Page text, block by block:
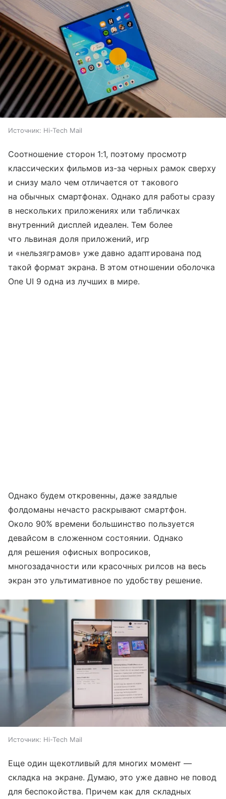
Источник: Hi-Tech Mail
Соотношение сторон 1:1, поэтому просмотр
классических фильмов из-за черных рамок сверху
и снизу мало чем отличается от такового
на обычных смартфонах. Однако для работы сразу
в нескольких приложениях или табличках
внутренний дисплей идеален. Тем более
что львиная доля приложений, игр
и «нельзяграмов» уже давно адаптирована под
такой формат экрана. В этом отношении оболочка
One UI 9 одна из лучших в мире.
Однако будем откровенны, даже заядлые
фолдоманы нечасто раскрывают смартфон.
Около 90% времени большинство пользуется
девайсом в сложенном состоянии. Однако
для решения офисных вопросиков,
многозадачности или красочных рилсов на весь
экран это ультимативное по удобству решение.
Источник: Hi-Tech Mail
Еще один щекотливый для многих момент —
складка на экране. Думаю, это уже давно не повод
для беспокойства. Причем как для складных